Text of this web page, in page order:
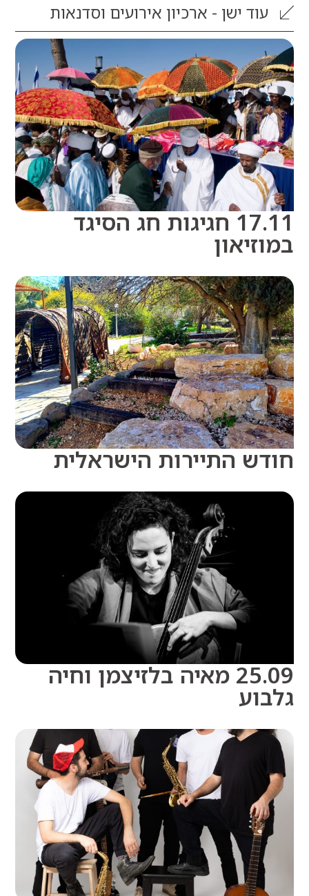
עודישן - ארכיון אירועים וסדנאות
17.11 חגיגות חג הסיגד
התיירות הישראלית
25.09 מאיה בלזיצמן וחיה